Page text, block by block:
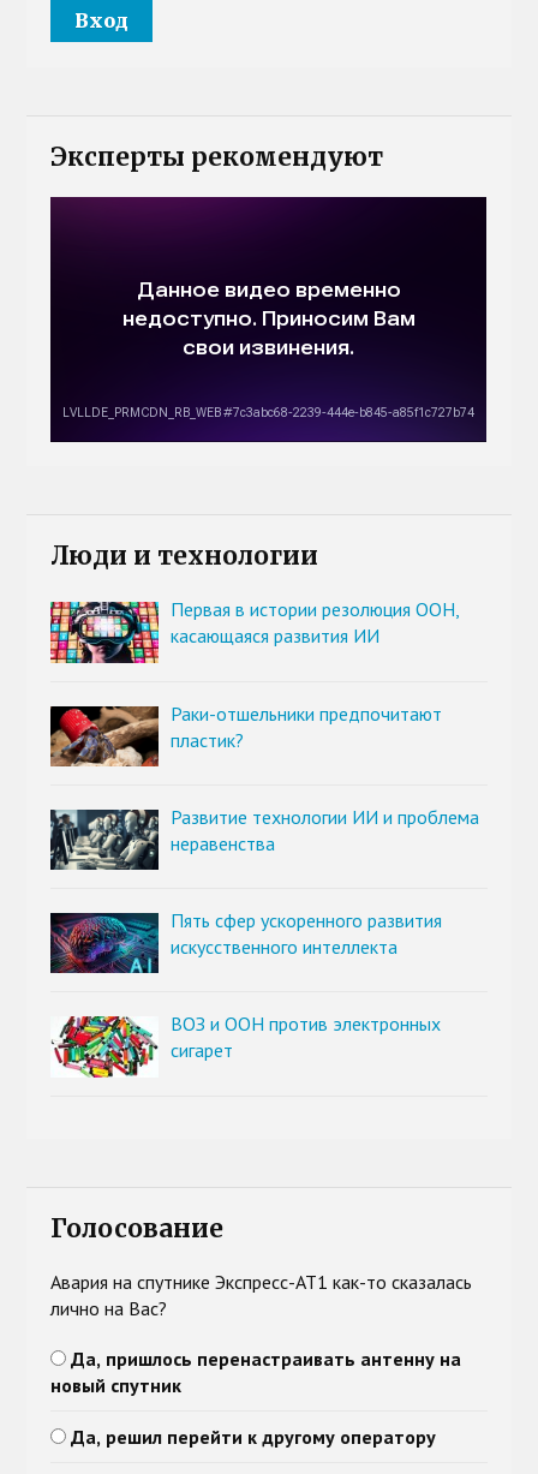
Эксперты рекомендуют
Люди и технологии
Первая в истории резолюция ООН,
касающаяся развития ИИ
Раки-отшельники предпочитают
пластик?
Развитие технологии ИИ и проблема
неравенства
Пять сфер ускоренного развития
искусственного интеллекта
ВОЗ и ООН против электронных
сигарет
Голосование
Авария на спутнике Экспресс-АТ1 как-то сказалась
лично на Вас?
Да, пришлось перенастраивать антенну на
новый спутник
Да, решил перейти к другому оператору